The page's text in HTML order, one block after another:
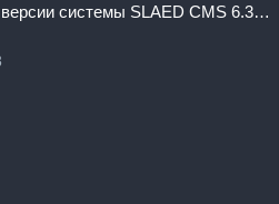
Тестируем релиз Pre-Alpha версии системы SLAED CMS 6.3 Pro